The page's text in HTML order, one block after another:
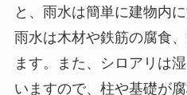
と、雨水は簡単に建物内
雨水は木材や鉄筋の腐食
ます。また、シロアリは
いますので、柱や基礎が